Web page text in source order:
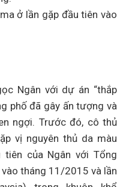
ở lần gặp đầu tiên vào
Ngân với dự án “thắp
phố đã gây ấn tượng và
ngợi. Trước đó, cô thủ
vị nguyên thủ da màu
của Ngân với Tổng
tháng 11/2015 và lần